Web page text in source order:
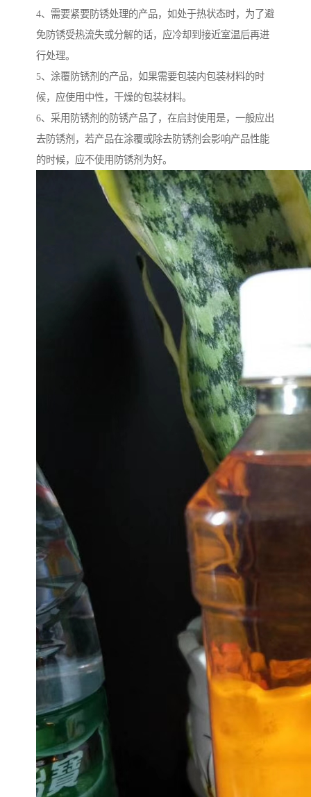
4、需要紧要防锈处理的产品，如处于热状态时，为了避
免防锈受热流失或分解的话，应冷却到接近室温后再进
行处理。
5、涂覆防锈剂的产品，如果需要包装内包装材料的时
候，应使用中性，干燥的包装材料。
6、采用防锈剂的防锈产品了，在启封使用是，一般应出
去防锈剂，若产品在涂覆或除去防锈剂会影响产品性能
的时候，应不使用防锈剂为好。